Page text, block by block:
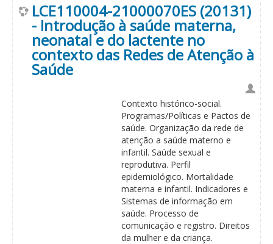
LCE110004-21000070ES (20131)
- Introdução à saúde materna,
neonatal e do lactente no
contexto das Redes de Atenção à
Saúde
Contexto histórico-social.
Programas/Políticas e Pactos de
saúde. Organização da rede de
atenção a saúde materno e
infantil. Saúde sexual e
reprodutiva. Perfil
epidemiológico. Mortalidade
materna e infantil. Indicadores e
Sistemas de informação em
saúde. Processo de
comunicação e registro. Direitos
da mulher e da criança.